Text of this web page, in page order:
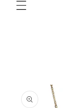
product
information